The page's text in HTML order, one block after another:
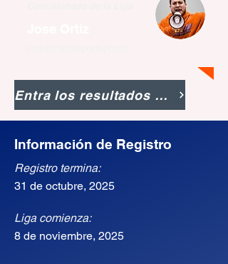
Entra los resultados del juego
Información de Registro
Registro termina:
31 de octubre, 2025
Liga comienza:
8 de noviembre, 2025